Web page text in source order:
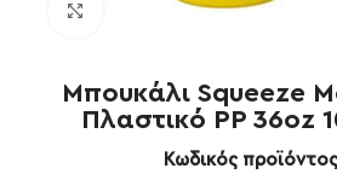
Κλικ για μεγέθυνση
Μπουκάλι Squeeze
Πλαστικό PP 36oz
Κωδικός προϊόντος